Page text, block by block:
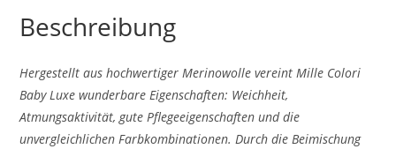
Beschreibung
Hergestellt aus hochwertiger Merinowolle vereint Mille Colori
Baby Luxe wunderbare Eigenschaften: Weichheit,
Atmungsaktivität, gute Pflegeeigenschaften und die
unvergleichlichen Farbkombinationen. Durch die Beimischung